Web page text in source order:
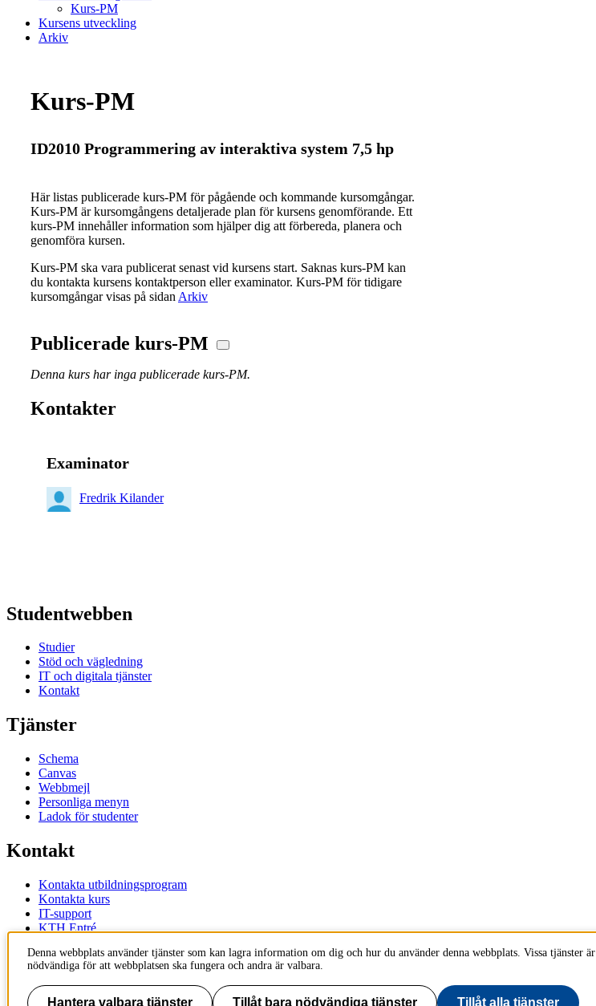
Kurs-PM
Kursens utveckling
Arkiv
Kurs-PM
ID2010 Programmering av interaktiva system 7,5 hp
Här listas publicerade kurs-PM för pågående och kommande kursomgångar.
Kurs-PM är kursomgångens detaljerade plan för kursens genomförande. Ett
kurs-PM innehåller information som hjälper dig att förbereda, planera och
genomföra kursen.
Kurs-PM ska vara publicerat senast vid kursens start. Saknas kurs-PM kan
du kontakta kursens kontaktperson eller examinator. Kurs-PM för tidigare
kursomgångar visas på sidan Arkiv
Publicerade kurs-PM
Denna kurs har inga publicerade kurs-PM.
Kontakter
Examinator
Fredrik Kilander
Studentwebben
Studier
Stöd och vägledning
IT och digitala tjänster
Kontakt
Tjänster
Schema
Canvas
Webbmejl
Personliga menyn
Ladok för studenter
Kontakt
Kontakta utbildningsprogram
Kontakta kurs
IT-support
KTH Entré
KTH
100 44 Stockholm
+46 8 790 60 00
Denna webbplats använder tjänster som kan lagra information om dig och hur du använder denna webbplats. Vissa tjänster är
nödvändiga för att webbplatsen ska fungera och andra är valbara.
Hantera valbara tjänster Tillåt bara nödvändiga tjänster Tillåt alla tjänster